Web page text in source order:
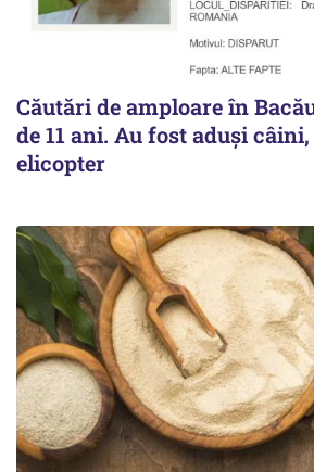
Căutări de amploare în
de 11 ani. Au fost aduși
elicopter